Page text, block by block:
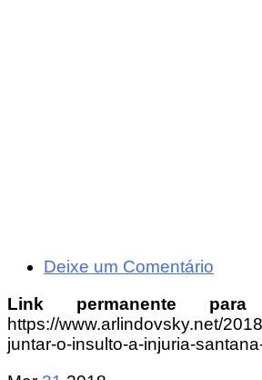
Deixe um Comentário
Link permanente
https://www.arlindovsky.net/
juntar-o-insulto-a-injuria-